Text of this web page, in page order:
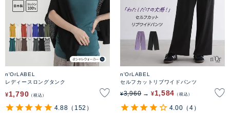
n'OrLABEL
レディースロングタンク
¥1,790 税込
4.88 （152）
n'OrLABEL
セルフカットリブワイドパンツ
¥3,960 ¥1,584 税込
4.00 （4）